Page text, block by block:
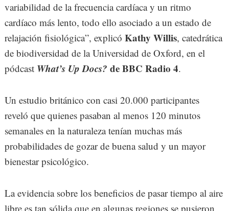
variabilidad de la frecuencia cardíaca y un ritmo
cardíaco más lento, todo ello asociado a un estado de
relajación fisiológica”, explicó Kathy Willis, catedrática
de biodiversidad de la Universidad de Oxford, en el
pódcast What’s Up Docs? de BBC Radio 4.
Un estudio británico con casi 20.000 participantes
reveló que quienes pasaban al menos 120 minutos
semanales en la naturaleza tenían muchas más
probabilidades de gozar de buena salud y un mayor
bienestar psicológico.
La evidencia sobre los beneficios de pasar tiempo al aire
libre es tan sólida que en algunas regiones se pusieron